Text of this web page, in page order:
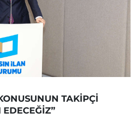
TAKİPÇİ